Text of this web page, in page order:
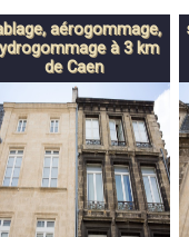
aérogommage,
à 3 km
de Caen